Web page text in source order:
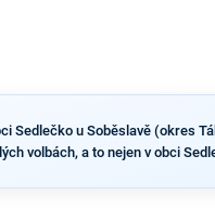
Sedlečko u Soběslavě (okres
volbách, a to nejen v obci